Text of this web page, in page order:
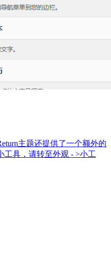
主题还提供了一个额外的
工具，请转至外观 - >小工